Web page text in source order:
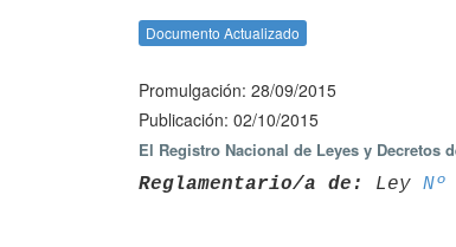
Documento Actualizado
Promulgación: 28/09/2015
Publicación: 02/10/2015
El Registro Nacional de Leyes y Decretos
Reglamentario/a de: Ley Nº